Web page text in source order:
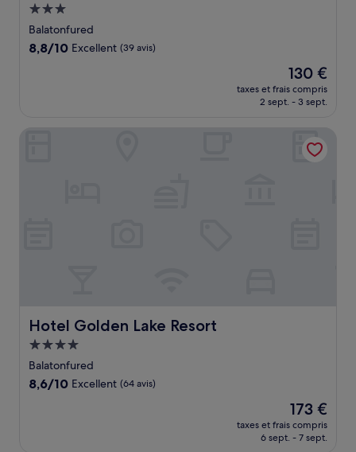
Hébergement
3.0 étoiles
Balatonfured
8.8
8,8/10 Excellent (39 avis)
Le
nouveau
prix
de
130 €
130 €
taxes et frais compris
2 sept. - 3 sept.
Hotel Golden Lake Resort
Hotel Golden Lake Resort
Hébergement
4.0 étoiles
Balatonfured
8.6
8,6/10 Excellent (64 avis)
Le
nouveau
prix
173 €
taxes et frais compris
6 sept. - 7 sept.